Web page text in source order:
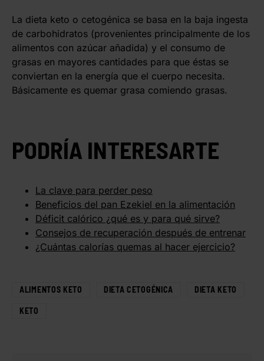
La dieta keto o cetogénica se basa en la baja ingesta
de carbohidratos (provenientes principalmente de los
alimentos con azúcar añadida) y el consumo de
grasas en mayores cantidades para que éstas se
conviertan en la energía que el cuerpo necesita.
Básicamente es quemar grasa comiendo grasas.
PODRÍA INTERESARTE
La clave para perder peso
Beneficios del pan Ezekiel en la alimentación
Déficit calórico ¿qué es y para qué sirve?
Consejos de recuperación después de entrenar
¿Cuántas calorías quemas al hacer ejercicio?
ALIMENTOS KETO DIETA CETOGÉNICA DIETA KETO
KETO